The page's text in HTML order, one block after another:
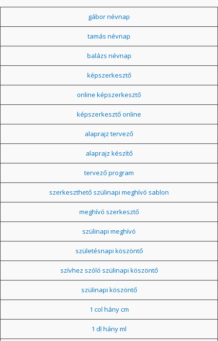
gábor névnap
tamás névnap
balázs névnap
képszerkesztő
online képszerkesztő
képszerkesztő online
alaprajz tervező
alaprajz készítő
tervező program
szerkeszthető szülinapi meghívó sablon
meghívó szerkesztő
szülinapi meghívó
születésnapi köszöntő
szívhez szóló szülinapi köszöntő
szülinapi köszöntő
1 col hány cm
1 dl hány ml